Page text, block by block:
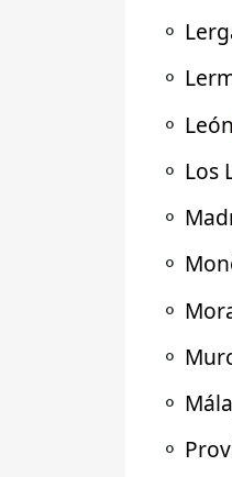
⚬
⚬
⚬ León
⚬ Los
⚬
⚬
⚬
⚬
⚬
⚬